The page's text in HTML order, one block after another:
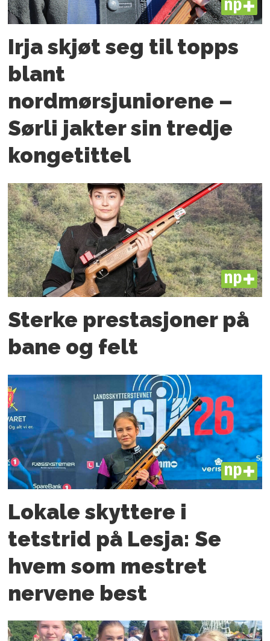
PLUS
Irja skjøt seg til topps
blant
nordmørsjuniorene –
Sørli jakter sin tredje
kongetittel
PLUS
Sterke prestasjoner på
bane og felt
PLUS
Lokale skyttere i
tetstrid på Lesja: Se
hvem som mestret
nervene best